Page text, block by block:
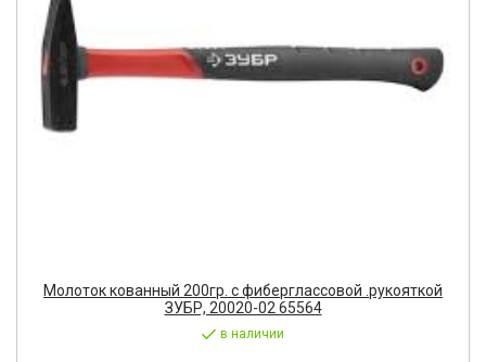
Молоток кованный 200гр. с фиберглассовой .рукояткой
ЗУБР, 20020-02 65564
в наличии